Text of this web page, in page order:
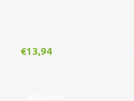
€13,94